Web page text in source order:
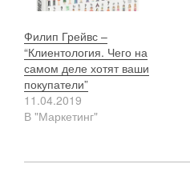
Филип Грейвс –
“Клиентология. Чего на
самом деле хотят ваши
покупатели”
11.04.2019
В "Маркетинг"